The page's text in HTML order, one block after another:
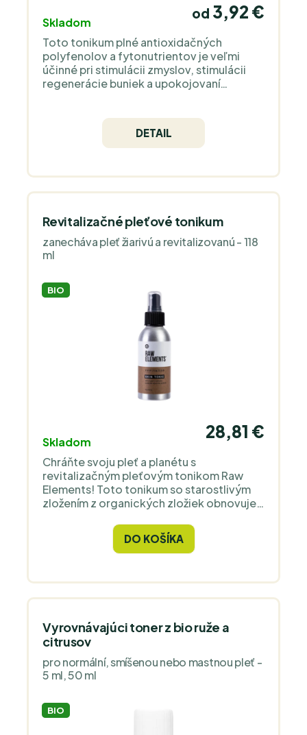
Skladom
od 3,92 €
Toto tonikum plné antioxidačných
polyfenolov a fytonutrientov je veľmi
účinné pri stimulácii zmyslov, stimulácii
regenerácie buniek a upokojovaní
DETAIL
Revitalizačné pleťové tonikum
zanecháva pleť žiarivú a revitalizovanú - 118
ml
BIO
Skladom
28,81 €
Chráňte svoju pleť a planétu s
revitalizačným pleťovým tonikom Raw
Elements! Toto tonikum so starostlivým
zložením z organických zložiek obnovuje
DO KOŠÍKA
Vyrovnávajúci toner z bio ruže a
citrusov
pro normální, smíšenou nebo mastnou pleť -
5 ml, 50 ml
BIO